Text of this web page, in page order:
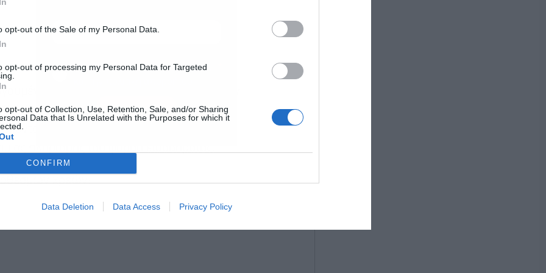
opt-out of the Sale of my Personal Data.
opt-out of processing my Personal Data for Targeted
opt-out of Collection, Use, Retention, Sale, and/or Sharing
Data that Is Unrelated with the Purposes for which it
CONFIRM
Data Deletion Data Access Privacy Policy
που αδυνατούν να ανταποκριθούν
άτομα – φυσικά και νομικά πρόσωπα.
σε 4.001.794, με πάνω από 85.000 εξ
πληρωμής του φόρου εισοδήματος.
χρεών:
Αποδέχομαι τουςόρους χρήσης
Εγγραφή